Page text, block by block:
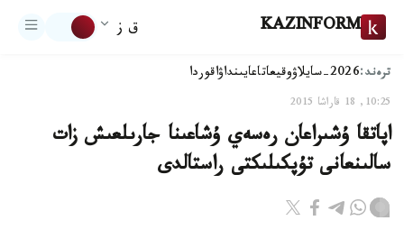
KAZINFORM ق ز
ترەند:2026-سايلاۋ وقيعاتاعايىنداۋاقوردا
10:25, 18 قاراشا 2015
اپاتقا ۇشىراعان رەسەي ۇشاعىنا جارىلعىش زات
سالىنعانى تۇپكىلىكتى راستالدى